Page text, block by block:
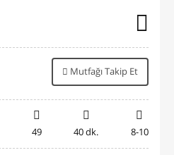
Mutfağı Takip Et
49 40 dk. 8-10